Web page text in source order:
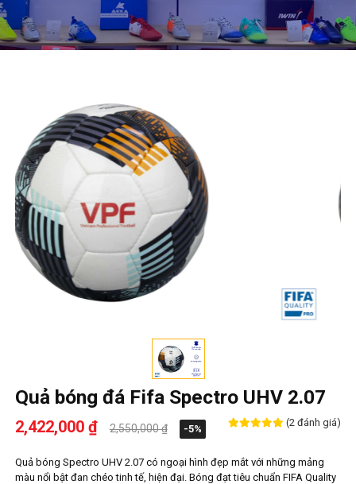
Quả bóng đá Fifa Spectro UHV 2.07
2,422,000 ₫ 2,550,000 ₫ -5%
(2 đánh giá)
Quả bóng Spectro UHV 2.07 có ngoại hình đẹp mắt với những mảng
màu nổi bật đan chéo tinh tế, hiện đại. Bóng đạt tiêu chuẩn FIFA Quality